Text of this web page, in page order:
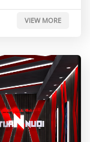
VIEW MORE